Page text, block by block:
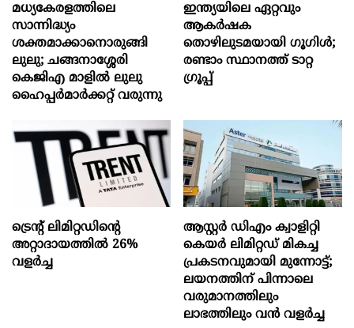
മധ്യകേരളത്തിലെ
സാന്നിദ്ധ്യം
ശക്തമാക്കാനൊരുങ്ങി
ലുലു; ചങ്ങനാശ്ശേരി
കെജിഎ മാളിൽ ലുലു
ഹൈപ്പർമാർക്കറ്റ് വരുന്നു
ഇന്ത്യയിലെ ഏറ്റവും
ആകര്‍ഷക
തൊഴിലുടമയായി ഗൂഗിള്‍;
രണ്ടാം സ്ഥാനത്ത് ടാറ്റ
ഗ്രൂപ്പ്
ട്രെന്റ് ലിമിറ്റഡിന്റെ
അറ്റാദായത്തിൽ 26%
വളര്‍ച്ച
ആസ്റ്റർ ഡിഎം ക്വാളിറ്റി
കെയർ ലിമിറ്റഡ് മികച്ച
പ്രകടനവുമായി മുന്നോട്ട്;
ലയനത്തിന് പിന്നാലെ
വരുമാനത്തിലും
ലാഭത്തിലും വൻ വളർച്ച